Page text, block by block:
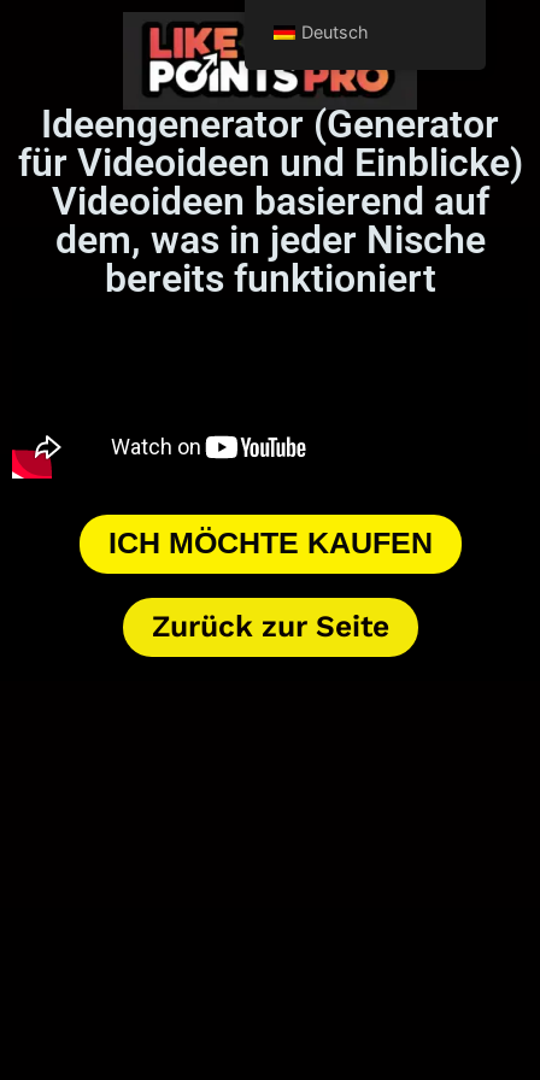
Ideengenerator (Generator
für Videoideen und Einblicke)
Videoideen basierend auf
dem, was in jeder Nische
bereits funktioniert
ICH MÖCHTE KAUFEN
Zurück zur Seite
Deutsch